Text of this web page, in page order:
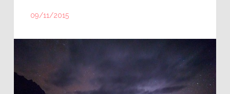
09/11/2015